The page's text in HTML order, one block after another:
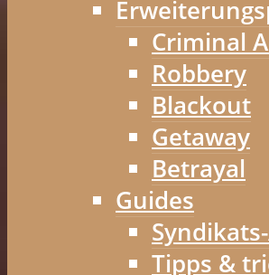
Criminal
Robbery
Blackout
Getaway
Betrayal
Guides
Tipps &